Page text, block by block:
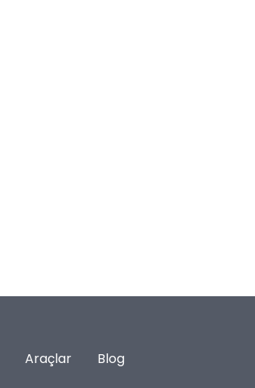
Araçlar
Blog